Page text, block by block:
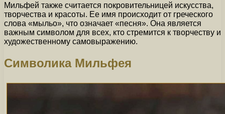
Мильфей также считается покровительницей искусства,
творчества и красоты. Ее имя происходит от греческого
слова «мыльо», что означает «песня». Она является
важным символом для всех, кто стремится к творчеству и
художественному самовыражению.
Символика Мильфея